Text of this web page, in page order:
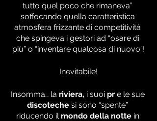
tutto quel poco che rimaneva”
soffocando quella caratteristica
atmosfera frizzante di competitività
che spingeva i gestori ad “osare di
più” o “inventare qualcosa di nuovo”!
Inevitabile!
Insomma… la riviera, i suoi pr e le sue
discoteche si sono “spente”
riducendo il mondo della notte in